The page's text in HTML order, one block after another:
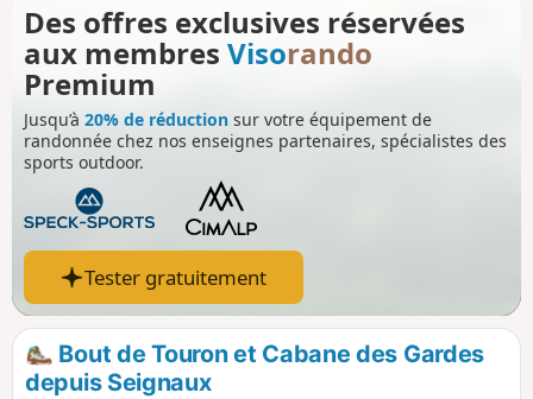
Des offres exclusives réservées
aux membres Visorando
Premium
Jusqu’à 20% de réduction sur votre équipement de
randonnée chez nos enseignes partenaires, spécialistes des
sports outdoor.
Tester gratuitement
Bout de Touron et Cabane des Gardes
depuis Seignaux